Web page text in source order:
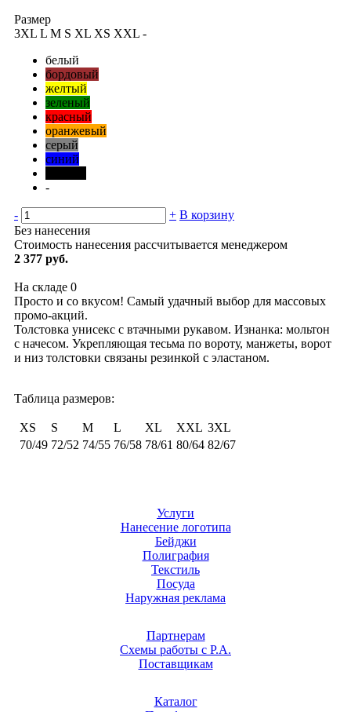
Размер
3XL L M S XL XS XXL -
белый
бордовый
желтый
зеленый
красный
оранжевый
серый
синий
-
- + В корзину
Без нанесения
Стоимость нанесения рассчитывается менеджером
2 377 руб.
На складе 0
Просто и со вкусом! Самый удачный выбор для массовых
промо-акций.
Толстовка унисекс с втачными рукавом. Изнанка: мольтон
с начесом. Укрепляющая тесьма по вороту, манжеты, ворот
и низ толстовки связаны резинкой с эластаном.
Таблица размеров:
XS S M L XL XXL 3XL
70/49 72/52 74/55 76/58 78/61 80/64 82/67
Услуги
Нанесение логотипа
Бейджи
Полиграфия
Текстиль
Посуда
Наружная реклама
Партнерам
Схемы работы с Р.А.
Поставщикам
Каталог